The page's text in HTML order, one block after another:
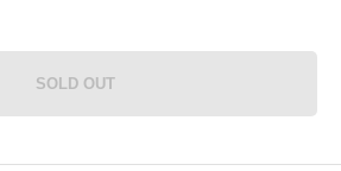
SOLD OUT